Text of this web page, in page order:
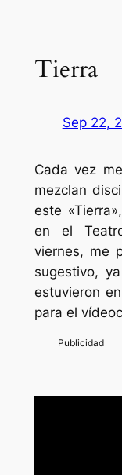
Tierra
Sep 22,
Cada vez
mezclan
este
en el
viernes, me
sugestivo,
estuvieron
para el